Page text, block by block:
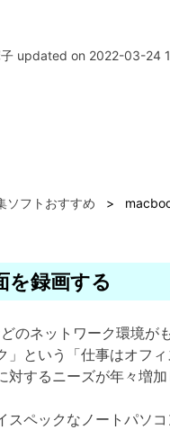
子 updated on 2022-03-24
ソフトおすすめ >
を録画する
のネットワーク環境が
」という「仕事はオフ
対するニーズが年々増加
スペックなノートパソ